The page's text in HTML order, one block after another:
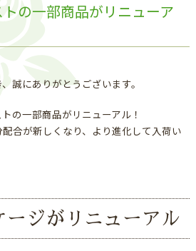
の一部商品がリニューア
誠にありがとうございます。
の一部商品がリニューアル！
合が新しくなり、より進化して入荷い
ージがリニューアル